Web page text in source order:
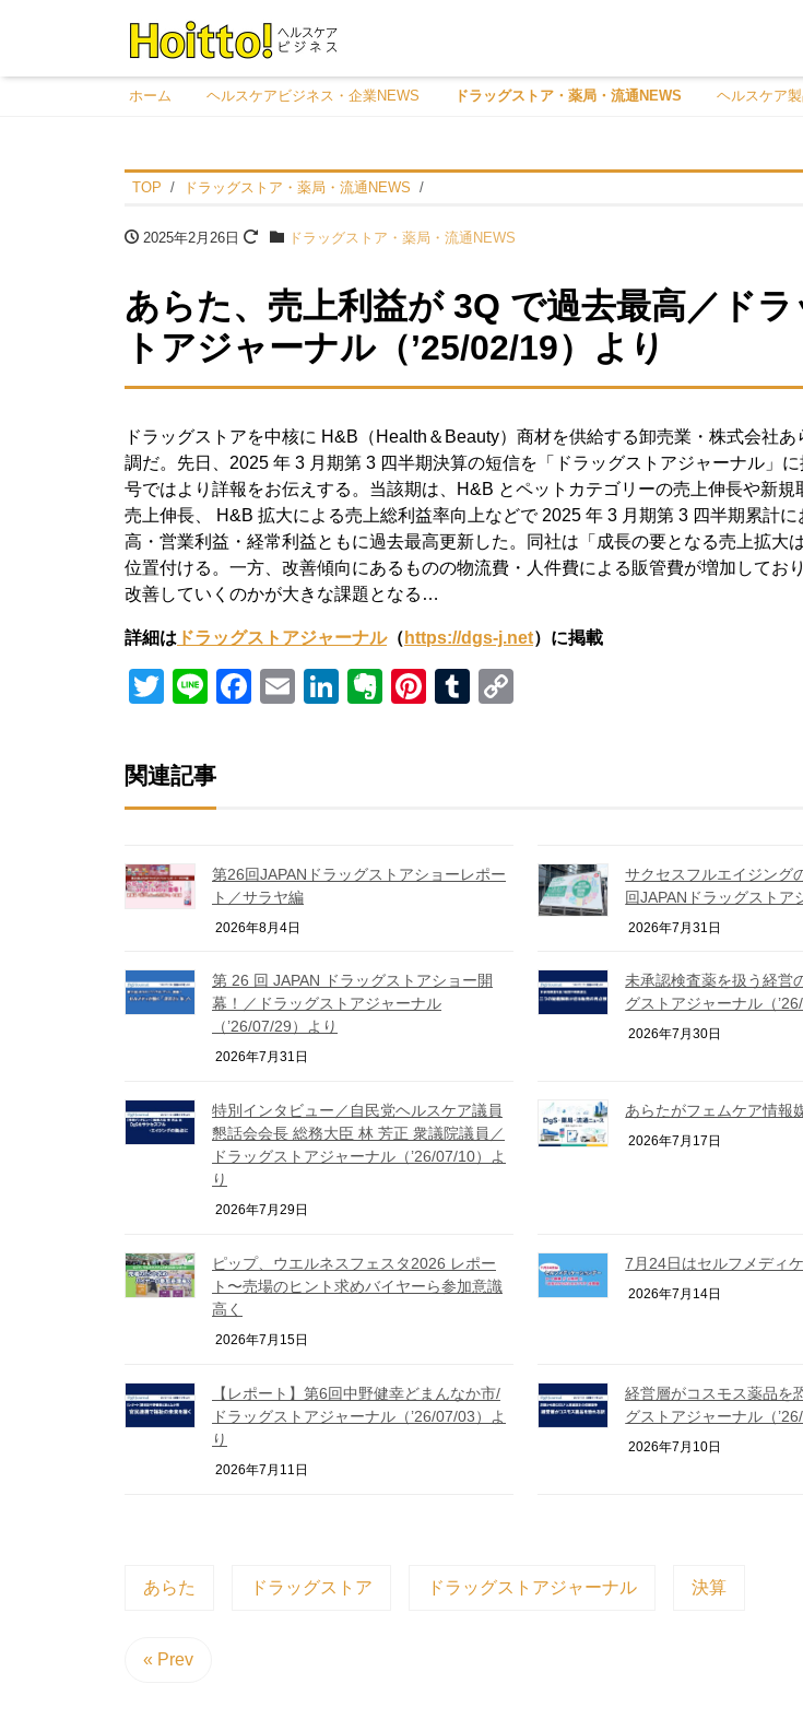
ホーム ヘルスケアビジネス・企業NEWS ドラッグストア・薬局・流通NEWS ヘルスケア
TOP ドラッグストア・薬局・流通NEWS
2025年2月26日 ドラッグストア・薬局・流通NEWS
あらた、売上利益が 3Q で過去最⾼／ドラ
トアジャーナル（’25/02/19）より
ドラッグストアを中核に H&B（Health＆Beauty）商材を供給する卸売業・株式会社あ
調だ。先日、2025 年 3 月期第 3 四半期決算の短信を「ドラッグストアジャーナル」
号ではより詳報をお伝えする。当該期は、H&B とペットカテゴリーの売上伸長や新規
売上伸長、 H&B 拡大による売上総利益率向上などで 2025 年 3 月期第 3 四半期累計に
高・営業利益・経常利益ともに過去最高更新した。同社は「成長の要となる売上拡大
位置付ける。一方、改善傾向にあるものの物流費・人件費による販管費が増加してお
改善していくのかが大きな課題となる…
詳細は ドラッグストアジャーナル（ https://dgs-j.net）に掲載
Twitter
LineFacebook
EmailLinkedIn
Evernote
Pinterest
Tumblr
関連記事
第26回JAPANドラッグストアショーレポー
ト／サラヤ編
2026年8月4日
サクセスフルエイジング
回JAPANドラッグストア
2026年7月31日
第 26 回 JAPAN ドラッグストアショー開
幕！／ドラッグストアジャーナル
（’26/07/29）より
2026年7月31日
未承認検査薬を扱う経営
グストアジャーナル（
2026年7月30日
特別インタビュー／自民党ヘルスケア議員
懇話会会長 総務大臣 林 芳正 衆議院議員／
ドラッグストアジャーナル（’26/07/10）よ
り
2026年7月29日
あらたがフェムケア情報
2026年7月17日
ピップ、ウエルネスフェスタ2026 レポー
ト〜売場のヒント求めバイヤーら参加意識
高く
2026年7月15日
7月24日はセルフメディ
2026年7月14日
【レポート】第6回中野健幸どまんなか市/
ドラッグストアジャーナル（’26/07/03）よ
り
2026年7月11日
経営層がコスモス薬品を
グストアジャーナル（
2026年7月10日
あらた ドラッグストア ドラッグストアジャーナル 決算
« Prev